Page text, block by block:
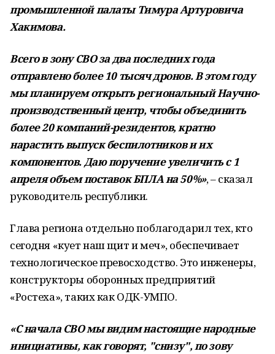
промышленной палаты Тимура Артуровича
Хакимова.
Всего в зону СВО за два последних года
отправлено более 10 тысяч дронов. В этом году
мы планируем открыть региональный Научно-
производственный центр, чтобы объединить
более 20 компаний-резидентов, кратно
нарастить выпуск беспилотников и их
компонентов. Даю поручение увеличить с 1
апреля объем поставок БПЛА на 50%», – сказал
руководитель республики.
Глава региона отдельно поблагодарил тех, кто
сегодня «кует наш щит и меч», обеспечивает
технологическое превосходство. Это инженеры,
конструкторы оборонных предприятий
«Ростеха», таких как ОДК-УМПО.
«С начала СВО мы видим настоящие народные
инициативы, как говорят, "снизу", по зову